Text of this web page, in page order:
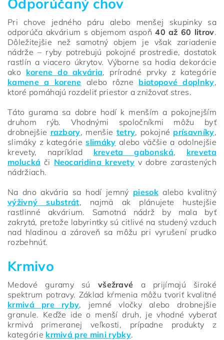
Odporúčaný chov
Pri chove jedného páru alebo menšej skupinky sa
odporúča akvárium s objemom aspoň40 až 60 litrov.
Dôležitejšie než samotný objem je však zariadenie
nádrže – ryby potrebujú pokojné prostredie, dostatok
rastlín a viacero úkrytov. Výborne sa hodia dekorácie
ako korene do akvária, prírodné prvky z kategórie
kamene a korene alebo rôzne biotopové doplnky,
ktoré pomáhajú rozdeliť priestor a znižovať stres.
Táto gurama sa dobre hodí k menším a pokojnejším
druhom rýb. Vhodnými spoločníkmi môžu byť
drobnejšie razbory, menšie tetry, pokojné prísavníky,
slimáky z kategórieslimáky alebo väčšie a odolnejšie
krevety, napríklad kreveta gabonská, kreveta
molucká či Neocaridina krevety v dobre zarastených
nádržiach.
Na dno akvária sa hodí jemný piesokalebo kvalitný
výživný substrát, najmä ak plánujete hustejšie
rastlinné akvárium. Samotná nádrž by mala byť
zakrytá, pretože labyrintky sú citlivé na studený vzduch
nad hladinou a zároveň sa môžu pri vyrušení prudko
rozbehnúť.
Krmivo
Medové guramy sú všežravé a prijímajú široké
spektrum potravy. Základ kŕmenia môžu tvoriť kvalitné
krmivá pre ryby, jemné vločky alebo drobnejšie
granule. Keďže ide o menší druh, je vhodné vyberať
krmivá primeranej veľkosti, prípadne produkty z
kategórie krmivá pre mini rybky.